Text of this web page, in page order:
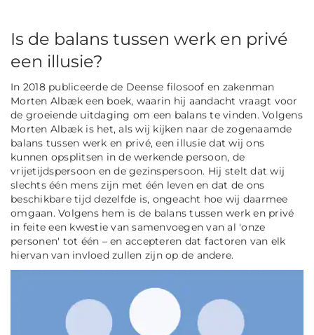
Is de balans tussen werk en privé
een illusie?
In 2018 publiceerde de Deense filosoof en zakenman
Morten Albæk een boek, waarin hij aandacht vraagt voor
de groeiende uitdaging om een balans te vinden. Volgens
Morten Albæk is het, als wij kijken naar de zogenaamde
balans tussen werk en privé, een illusie dat wij ons
kunnen opsplitsen in de werkende persoon, de
vrijetijdspersoon en de gezinspersoon. Hij stelt dat wij
slechts één mens zijn met één leven en dat de ons
beschikbare tijd dezelfde is, ongeacht hoe wij daarmee
omgaan. Volgens hem is de balans tussen werk en privé
in feite een kwestie van samenvoegen van al 'onze
personen' tot één – en accepteren dat factoren van elk
hiervan van invloed zullen zijn op de andere.